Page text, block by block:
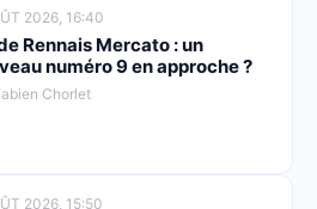
2026, 16:40
Rennais Mercato : un
numéro 9 en approche ?
Chorlet
2026, 15:50